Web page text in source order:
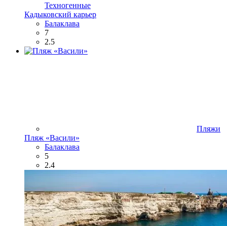
Техногенные
Кадыковский карьер
Балаклава
7
2.5
Пляжи
Пляж «Васили»
Балаклава
5
2.4